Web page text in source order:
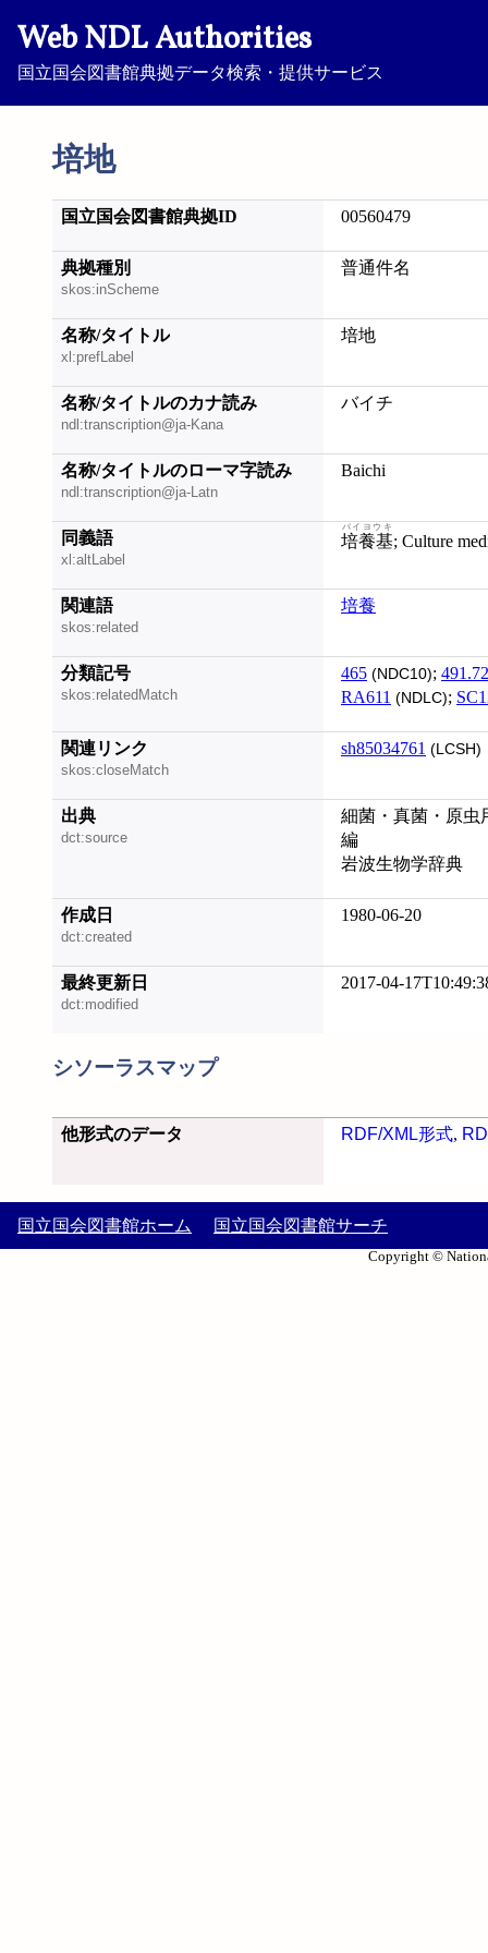
Web NDL Authorities
国立国会図書館典拠データ検索・提供サービス
培地
国立国会図書館典拠ID 00560479
典拠種別
skos:inScheme
普通件名
名称/タイトル
xl:prefLabel
培地
名称/タイトルのカナ読み
ndl:transcription@ja-Kana
バイチ
名称/タイトルのローマ字読み
ndl:transcription@ja-Latn
Baichi
同義語
xl:altLabel
培養基
バイヨウキ
; Culture
関連語
skos:related
培養
分類記号
skos:relatedMatch
465 (NDC10); 491.72
RA611 (NDLC);
関連リンク
skos:closeMatch
sh85034761 (LCSH)
出典
dct:source
細菌・真菌・原虫
編
岩波生物学辞典
作成日
dct:created
1980-06-20
最終更新日
dct:modified
2017-04-
シソーラスマップ
他形式のデータ RDF/XML形式,
国立国会図書館ホーム 国立国会図書館サーチ
Copyright ©